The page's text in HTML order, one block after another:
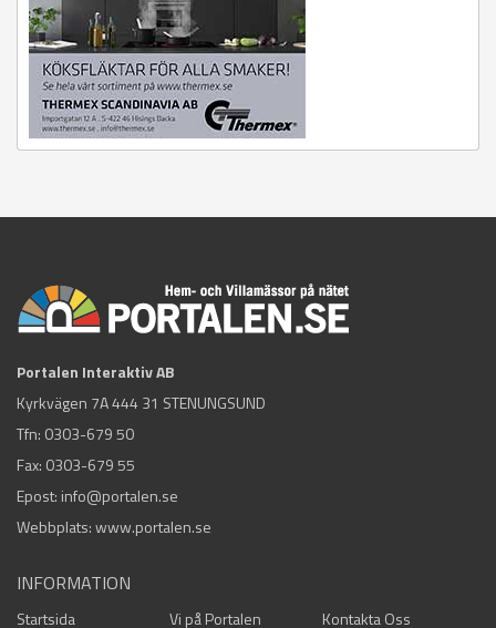
Portalen Interaktiv AB
Kyrkvägen 7A 444 31 STENUNGSUND
Tfn: 0303-679 50
Fax: 0303-679 55
Epost: info@portalen.se
Webbplats: www.portalen.se
INFORMATION
Startsida Vi på Portalen Kontakta Oss